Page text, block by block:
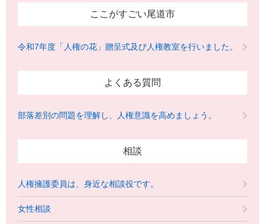
ここがすごい尾道市
令和7年度「人権の花」贈呈式及び人権教室を行いました。
よくある質問
部落差別の問題を理解し、人権意識を高めましょう。
相談
人権擁護委員は、身近な相談役です。
女性相談